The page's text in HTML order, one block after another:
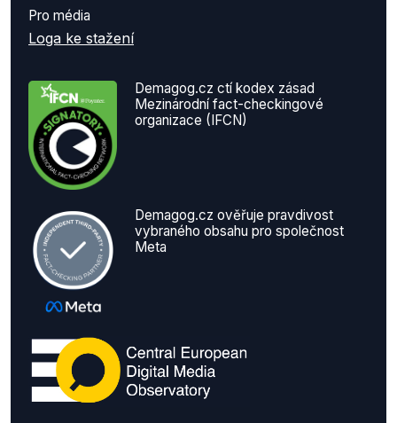
Pro média
Loga ke stažení
Demagog.cz ctí kodex zásad
Mezinárodní fact-checkingové
organizace (IFCN)
Demagog.cz ověřuje pravdivost
vybraného obsahu pro společnost
Meta